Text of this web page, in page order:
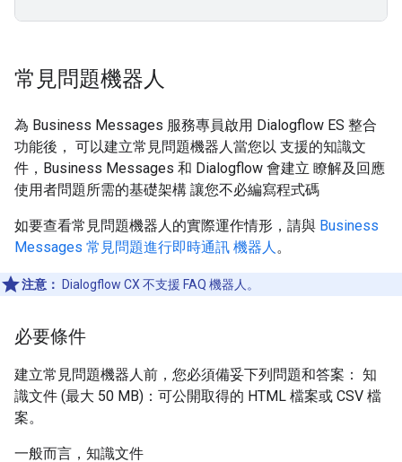
常見問題機器人
為 Business Messages 服務專員啟用 Dialogflow ES 整合
功能後， 可以建立常見問題機器人當您以 支援的知識文
件，Business Messages 和 Dialogflow 會建立 瞭解及回應
使用者問題所需的基礎架構 讓您不必編寫程式碼
如要查看常見問題機器人的實際運作情形，請與 Business
Messages 常見問題進行即時通訊 機器人。
注意： Dialogflow CX 不支援 FAQ 機器人。
必要條件
建立常見問題機器人前，您必須備妥下列問題和答案： 知
識文件 (最大 50 MB)：可公開取得的 HTML 檔案或 CSV 檔
案。
一般而言，知識文件